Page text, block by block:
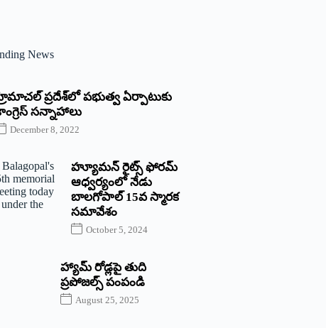
News
‌ప్రదేశ్‌లో పభుత్వ ఏర్పాటుకు
‌సన్నాహాలు
December 8, 2022
హ్యూమన్‌ రైట్స్‌ ఫోరమ్‌
ఆధ్వర్యంలో నేడు
బాలగోపాల్‌ 15వ స్మారక
సమావేశం
October 5, 2024
హ్యామ్‌ రోడ్లపై తుది
ప్రపోజల్స్‌ పంపండి
August 25, 2025